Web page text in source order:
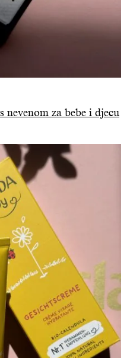
nevenom za bebe i djecu